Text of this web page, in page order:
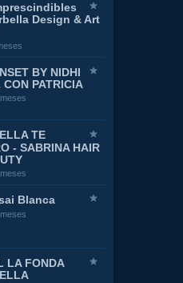
Design & Art
BY NIDHI
CON PATRICIA
TE
- SABRINA HAIR
Blanca
LA FONDA